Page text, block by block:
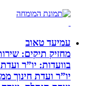
עמיעד טאוב
מחזיק תיקים:
בוועדות: יו”ר ועדת
יו”ר ועדת חינוך